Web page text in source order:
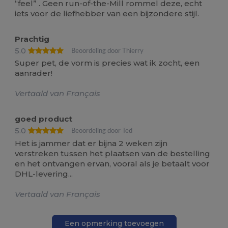
“feel” . Geen run-of-the-Mill rommel deze, echt
iets voor de liefhebber van een bijzondere stijl.
Prachtig
5.0
Beoordeling door Thierry
Super pet, de vorm is precies wat ik zocht, een
aanrader!
Vertaald van Français
goed product
5.0
Beoordeling door Ted
Het is jammer dat er bijna 2 weken zijn
verstreken tussen het plaatsen van de bestelling
en het ontvangen ervan, vooral als je betaalt voor
DHL-levering...
Vertaald van Français
Een opmerking toevoegen